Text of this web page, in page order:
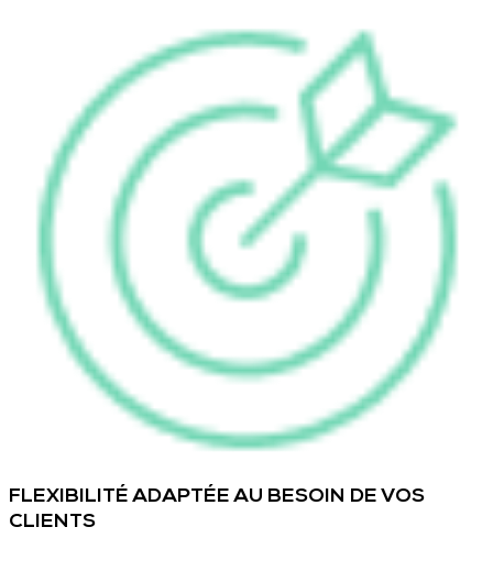
FLEXIBILITÉ ADAPTÉE AU BESOIN DE VOS
CLIENTS